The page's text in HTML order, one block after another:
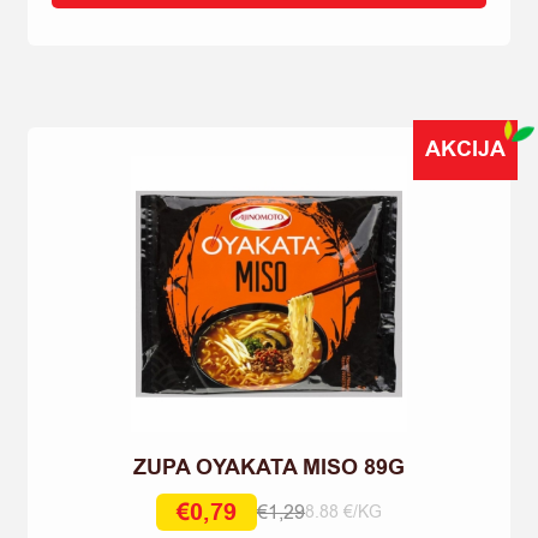
89G
ZUPA OYAKATA MISO 89G
AKCIJA
€1,29
Original
€0,79
Current 8.88 €/KG